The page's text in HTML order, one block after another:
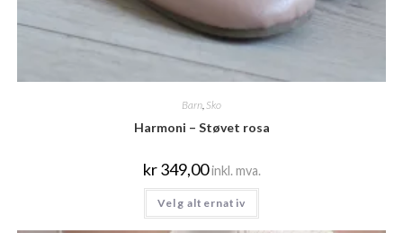
Barn, Sko
Harmoni – Støvet rosa
kr349,00 inkl. mva.
Velg alternativ